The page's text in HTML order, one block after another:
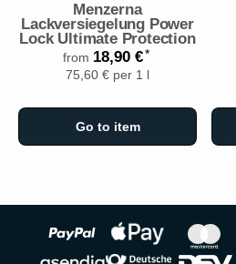
Menzerna
Lackversiegelung Power
Lock Ultimate Protection
from 18,90 €*
75,60 € per 1 l
Go to item